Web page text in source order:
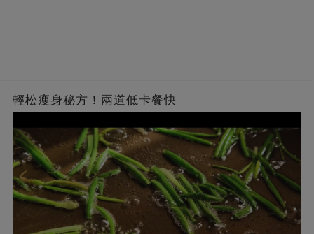
輕松瘦身秘方！兩道低卡餐快